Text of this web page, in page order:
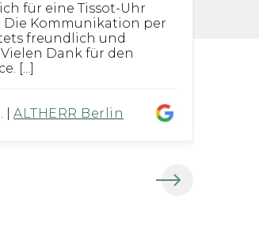
für eine Tissot-Uhr
Die Kommunikation per
freundlich und
Dank für den
[...]
ALTHERR Berlin